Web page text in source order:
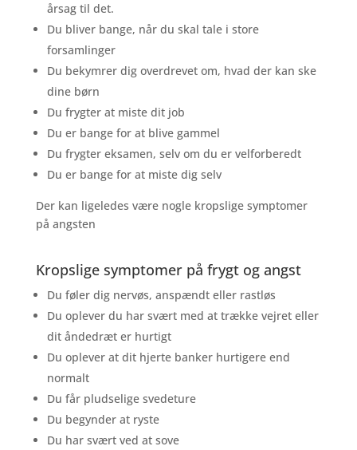
årsag til det.
Du bliver bange, når du skal tale i store
forsamlinger
Du bekymrer dig overdrevet om, hvad der kan ske
dine børn
Du frygter at miste dit job
Du er bange for at blive gammel
Du frygter eksamen, selv om du er velforberedt
Du er bange for at miste dig selv
Der kan ligeledes være nogle kropslige symptomer
på angsten
Kropslige symptomer på frygt og angst
Du føler dig nervøs, anspændt eller rastløs
Du oplever du har svært med at trække vejret eller
dit åndedræt er hurtigt
Du oplever at dit hjerte banker hurtigere end
normalt
Du får pludselige svedeture
Du begynder at ryste
Du har svært ved at sove